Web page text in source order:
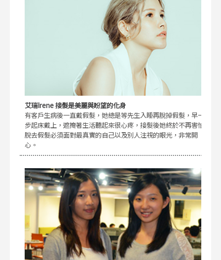
艾瑞Irene 接髮是美麗與盼望的化身
有客戶生病後一直戴假髮，她總是等先生入睡再脫掉假髮，早一
步起床戴上，遮掩著生活聽起來很心疼，接髮後她終於不再害怕
脫去假髮必須面對最真實的自己以及別人注視的眼光，非常開
心。